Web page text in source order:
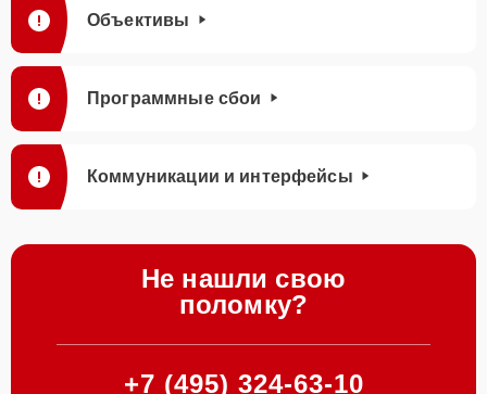
Объективы
Программные сбои
Коммуникации и интерфейсы
Не нашли свою
поломку?
+7 (495) 324-63-10